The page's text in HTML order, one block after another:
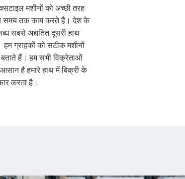
मशीनों को अच्छी तरह
समय तक काम करते हैं। देश के
सबसे अद्यतित दूसरी हाथ
ग्राहकों को सटीक मशीनों
हैं। हम सभी विक्रेताओं
है हमारे हाथ में बिक्री के
करता है।